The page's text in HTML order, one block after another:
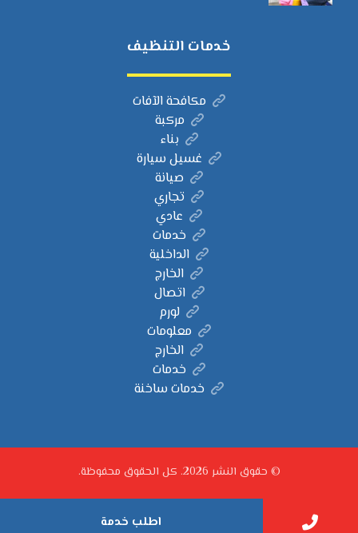
خدمات التنظيف
مكافحة الآفات
مركبة
بناء
غسيل سيارة
صيانة
تجاري
عادي
خدمات
الداخلية
الخارج
اتصال
لورم
معلومات
الخارج
خدمات
خدمات ساخنة
© حقوق النشر 2026. كل الحقوق محفوظة.
اطلب خدمة